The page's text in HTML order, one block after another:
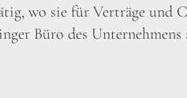
wo sie für Verträge und
Büro des